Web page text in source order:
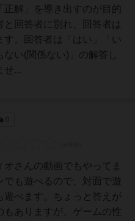
正解」を導き出すのが目的
と回答者に別れ、回答者は
す。回答者は「はい」「い
ない(関係ない)」の解答し
せ...
オさんの動画でもやってま
でも遊べるので、対面で遊
遊べます。ちょっと答えが
ありますが、ゲームの性